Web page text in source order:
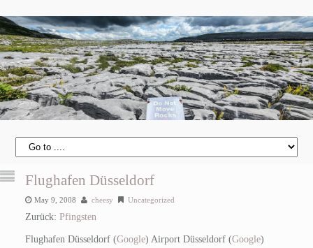
Flughafen Düsseldorf
May 9, 2008 cheesy Uncategorized
Zurück: Pfingsten
Flughafen Düsseldorf (Google) Airport Düsseldorf (Google)